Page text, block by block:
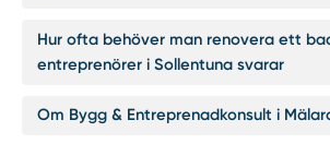
Hur ofta behöver man renovera ett
entreprenörer i Sollentuna svarar
Om Bygg & Entreprenadkonsult i